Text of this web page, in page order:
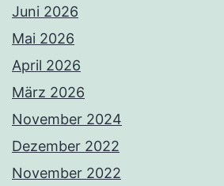
Juni 2026
Mai 2026
April 2026
März 2026
November 2024
Dezember 2022
November 2022